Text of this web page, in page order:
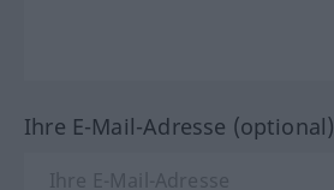
Ihre E-Mail-Adresse (optional)